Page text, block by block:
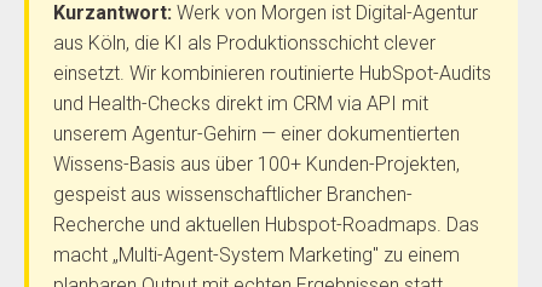
Kurzantwort: Werk von Morgen ist Digital-Agentur
aus Köln, die KI als Produktionsschicht clever
einsetzt. Wir kombinieren routinierte HubSpot-Audits
und Health-Checks direkt im CRM via API mit
unserem Agentur-Gehirn — einer dokumentierten
Wissens-Basis aus über 100+ Kunden-Projekten,
gespeist aus wissenschaftlicher Branchen-
Recherche und aktuellen Hubspot-Roadmaps. Das
macht „Multi-Agent-System Marketing" zu einem